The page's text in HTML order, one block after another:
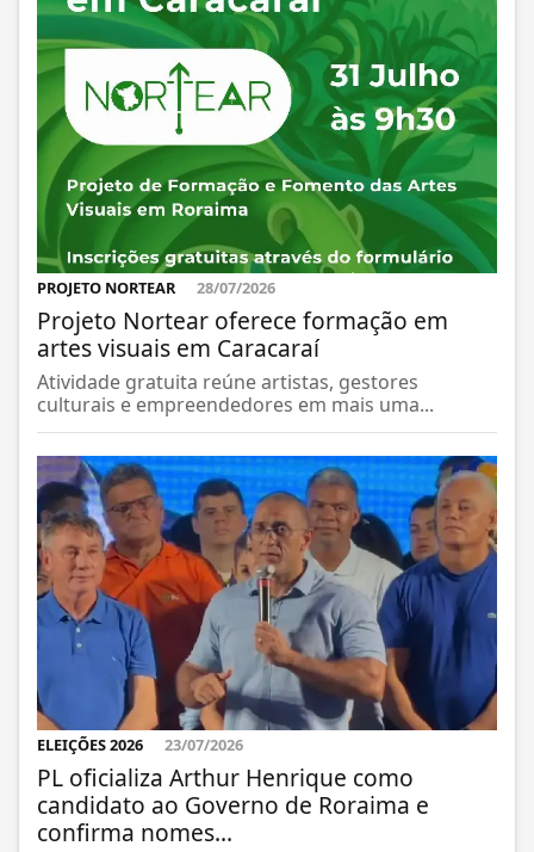
PROJETO NORTEAR 28/07/2026
Projeto Nortear oferece formação em
artes visuais em Caracaraí
Atividade gratuita reúne artistas, gestores
culturais e empreendedores em mais uma...
ELEIÇÕES 2026 23/07/2026
PL oficializa Arthur Henrique como
candidato ao Governo de Roraima e
confirma nomes...